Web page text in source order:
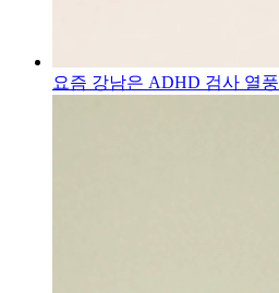
요즘 강남은 ADHD 검사 열풍